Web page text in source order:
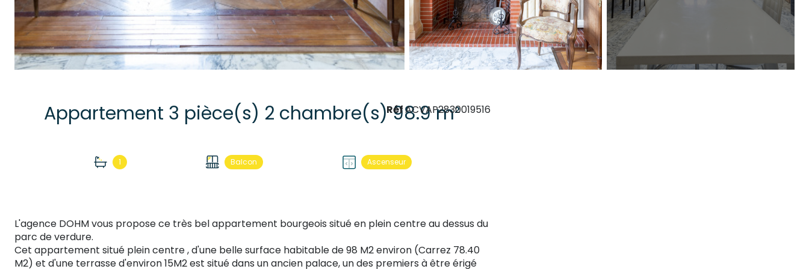
Appartement 3 pièce(s) 2 chambre(s) 98.9 m²
1 Balcon Ascenseur
RéfACVAP2830019516
L'agence DOHM vous propose ce très bel appartement bourgeois situé en plein centre au dessus du
parc de verdure.
Cet appartement situé plein centre , d'une belle surface habitable de 98 M2 environ (Carrez 78.40
M2) et d'une terrasse d'environ 15M2 est situé dans un ancien palace, un des premiers à être érigé